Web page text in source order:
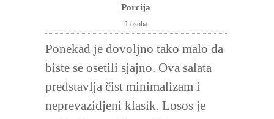
Porcija
1 osoba
Ponekad je dovoljno tako malo da
biste se osetili sjajno. Ova salata
predstavlja čist minimalizam i
neprevazidjeni klasik. Losos je